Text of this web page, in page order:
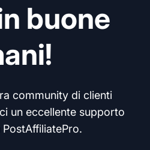
buone
community di clienti
un eccellente supporto